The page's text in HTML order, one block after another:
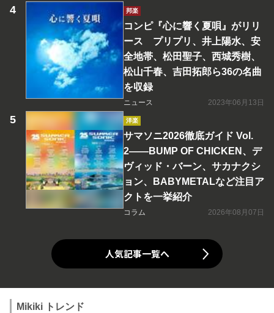
邦楽
コンピ『心に響く夏唄』がリリ
ース プリプリ、井上陽水、安
全地帯、松田聖子、西城秀樹、
松山千春、吉田拓郎ら36の名曲
を収録
ニュース 2023年06月13日
洋楽
サマソニ2026徹底ガイド Vol.
2――BUMP OF CHICKEN、デ
ヴィッド・バーン、サカナクシ
ョン、BABYMETALなど注目ア
クトを一挙紹介
コラム 2026年08月07日
人気記事一覧へ
Mikiki トレンド